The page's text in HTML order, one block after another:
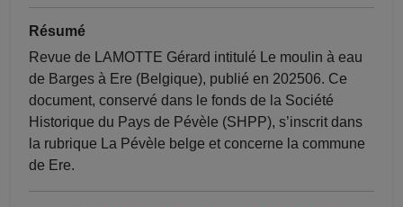
Résumé
Revue de LAMOTTE Gérard intitulé Le moulin à eau
de Barges à Ere (Belgique), publié en 202506. Ce
document, conservé dans le fonds de la Société
Historique du Pays de Pévèle (SHPP), s’inscrit dans
la rubrique La Pévèle belge et concerne la commune
de Ere.